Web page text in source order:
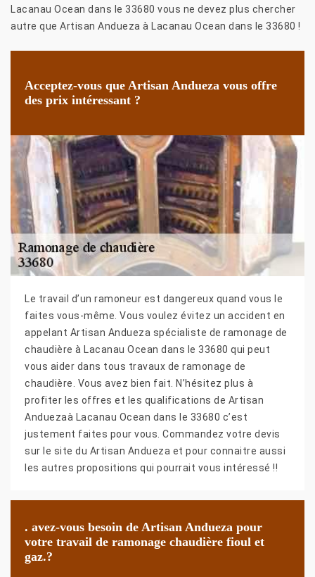
Lacanau Ocean dans le 33680 vous ne devez plus chercher
autre que Artisan Andueza à Lacanau Ocean dans le 33680 !
Acceptez-vous que Artisan Andueza vous offre
des prix intéressant ?
Le travail d’un ramoneur est dangereux quand vous le
faites vous-même. Vous voulez évitez un accident en
appelant Artisan Andueza spécialiste de ramonage de
chaudière à Lacanau Ocean dans le 33680 qui peut
vous aider dans tous travaux de ramonage de
chaudière. Vous avez bien fait. N’hésitez plus à
profiter les offres et les qualifications de Artisan
Anduezaà Lacanau Ocean dans le 33680 c’est
justement faites pour vous. Commandez votre devis
sur le site du Artisan Andueza et pour connaitre aussi
les autres propositions qui pourrait vous intéressé !!
. avez-vous besoin de Artisan Andueza pour
votre travail de ramonage chaudière fioul et
gaz.?